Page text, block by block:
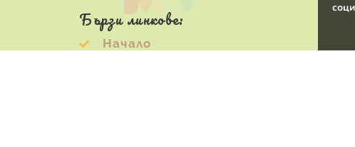
Бързи линкове:
Начало